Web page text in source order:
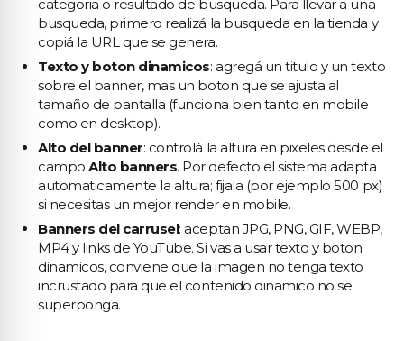
categoria o resultado de busqueda. Para llevar a una
busqueda, primero realizá la busqueda en la tienda y
copiá la URL que se genera.
Texto y boton dinamicos: agregá un titulo y un texto
sobre el banner, mas un boton que se ajusta al
tamaño de pantalla (funciona bien tanto en mobile
como en desktop).
Alto del banner: controlá la altura en pixeles desde el
campoAlto banners. Por defecto el sistema adapta
automaticamente la altura; fijala (por ejemplo 500 px)
si necesitas un mejor render en mobile.
Banners del carrusel: aceptan JPG, PNG, GIF, WEBP,
MP4 y links de YouTube. Si vas a usar texto y boton
dinamicos, conviene que la imagen no tenga texto
incrustado para que el contenido dinamico no se
superponga.